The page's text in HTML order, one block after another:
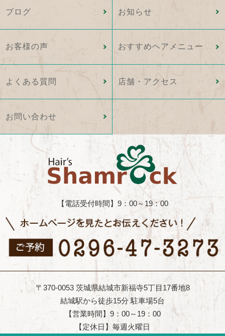
ブログ お知らせ
お客様の声 おすすめヘアメニュー
よくある質問 店舗・アクセス
お問い合わせ
【電話受付時間】9：00～19：00
〒370-0053 茨城県結城市新福寺5丁目17番地8
結城駅から徒歩15分 駐車場5台
【営業時間】9：00～19：00
【定休日】毎週火曜日